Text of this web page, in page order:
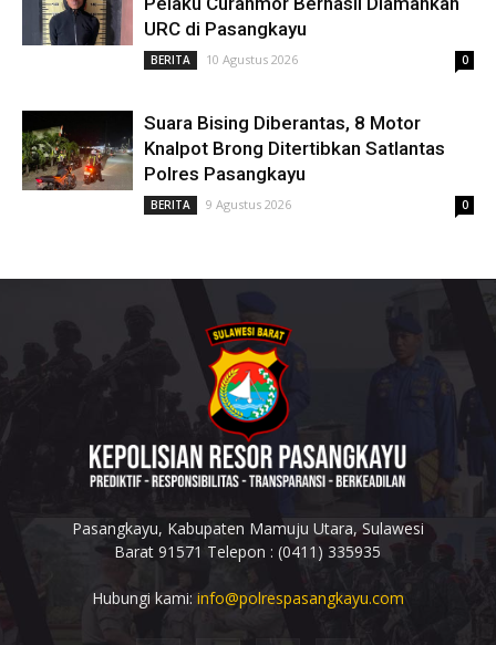
URC di Pasangkayu
BERITA 10 Agustus 2026 0
Suara Bising Diberantas, 8 Motor
Knalpot Brong Ditertibkan Satlantas
Polres Pasangkayu
BERITA 9 Agustus 2026 0
Pasangkayu, Kabupaten Mamuju Utara, Sulawesi
Barat 91571 Telepon : (0411) 335935
Hubungi kami: info@polrespasangkayu.com